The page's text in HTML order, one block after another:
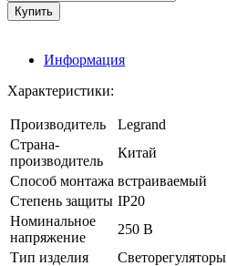
Информация
Характеристики:
Производитель
Legrand
Страна-
производитель
Китай
Способ монтажа встраиваемый
Степень защиты IP20
Номинальное
напряжение
250 В
Тип изделия
Светорегуляторы